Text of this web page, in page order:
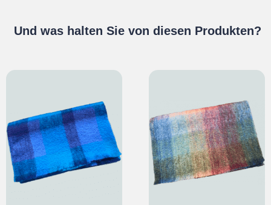
Und was halten Sie von diesen Produkten?